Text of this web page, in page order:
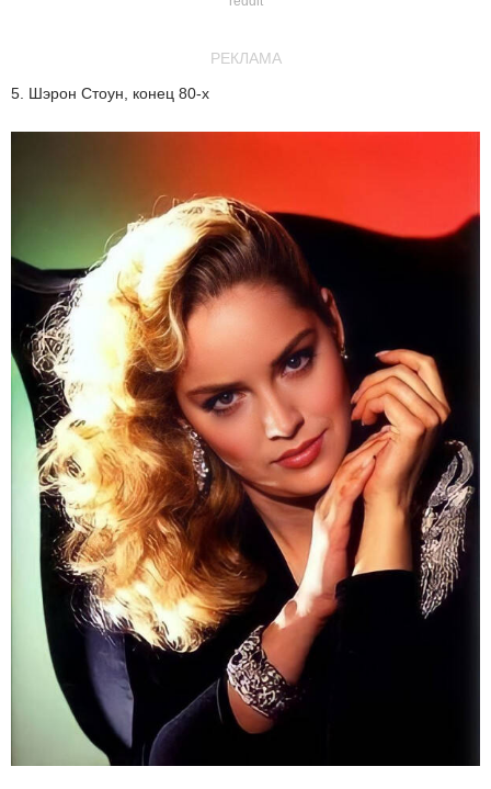
РЕКЛАМА
5. Шэрон Стоун, конец 80-х